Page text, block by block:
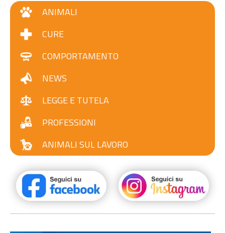
ANIMALI
CURE
COMPORTAMENTO
NEWS
LEGGE E TUTELA
PROFESSIONI
ANIMALI SUL LAVORO